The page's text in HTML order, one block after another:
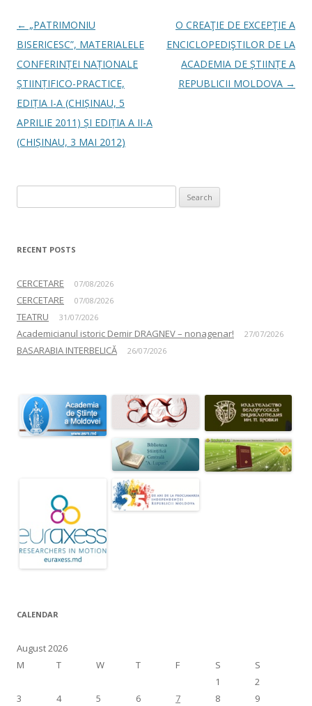
Post navigation
← „PATRIMONIU
BISERICESC”, MATERIALELE
CONFERINȚEI NAȚIONALE
ȘTIINȚIFICO-PRACTICE,
EDIȚIA I-A (CHIȘINAU, 5
APRILIE 2011) ȘI EDIȚIA A II-A
(CHIȘINAU, 3 MAI 2012)
O CREAŢIE DE EXCEPŢIE A
ENCICLOPEDIŞTILOR DE LA
ACADEMIA DE ȘTIINȚE A
REPUBLICII MOLDOVA →
RECENT POSTS
CERCETARE 07/08/2026
CERCETARE 07/08/2026
TEATRU 31/07/2026
Academicianul istoric Demir DRAGNEV – nonagenar! 27/07/2026
BASARABIA INTERBELICĂ 26/07/2026
CALENDAR
August 2026
M
T W T F S S
1
2
3
4 5 6 7 8
9